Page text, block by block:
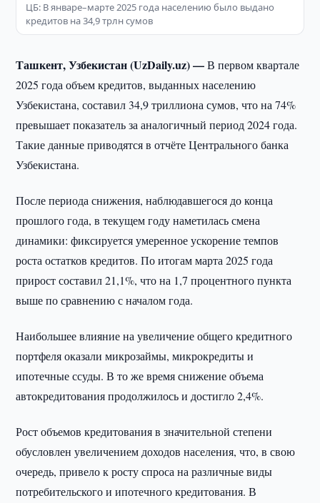
ЦБ: В январе–марте 2025 года населению было выдано
кредитов на 34,9 трлн сумов
Ташкент, Узбекистан (UzDaily.uz) —В первом квартале
2025 года объем кредитов, выданных населению
Узбекистана, составил 34,9 триллиона сумов, что на 74%
превышает показатель за аналогичный период 2024 года.
Такие данные приводятся в отчёте Центрального банка
Узбекистана.
После периода снижения, наблюдавшегося до конца
прошлого года, в текущем году наметилась смена
динамики: фиксируется умеренное ускорение темпов
роста остатков кредитов. По итогам марта 2025 года
прирост составил 21,1%, что на 1,7 процентного пункта
выше по сравнению с началом года.
Наибольшее влияние на увеличение общего кредитного
портфеля оказали микрозаймы, микрокредиты и
ипотечные ссуды. В то же время снижение объема
автокредитования продолжилось и достигло 2,4%.
Рост объемов кредитования в значительной степени
обусловлен увеличением доходов населения, что, в свою
очередь, привело к росту спроса на различные виды
потребительского и ипотечного кредитования. В